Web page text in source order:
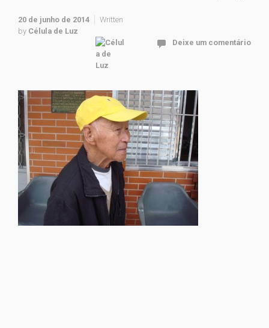
20 de junho de 2014
Written
by Célula de Luz
Deixe um comentário